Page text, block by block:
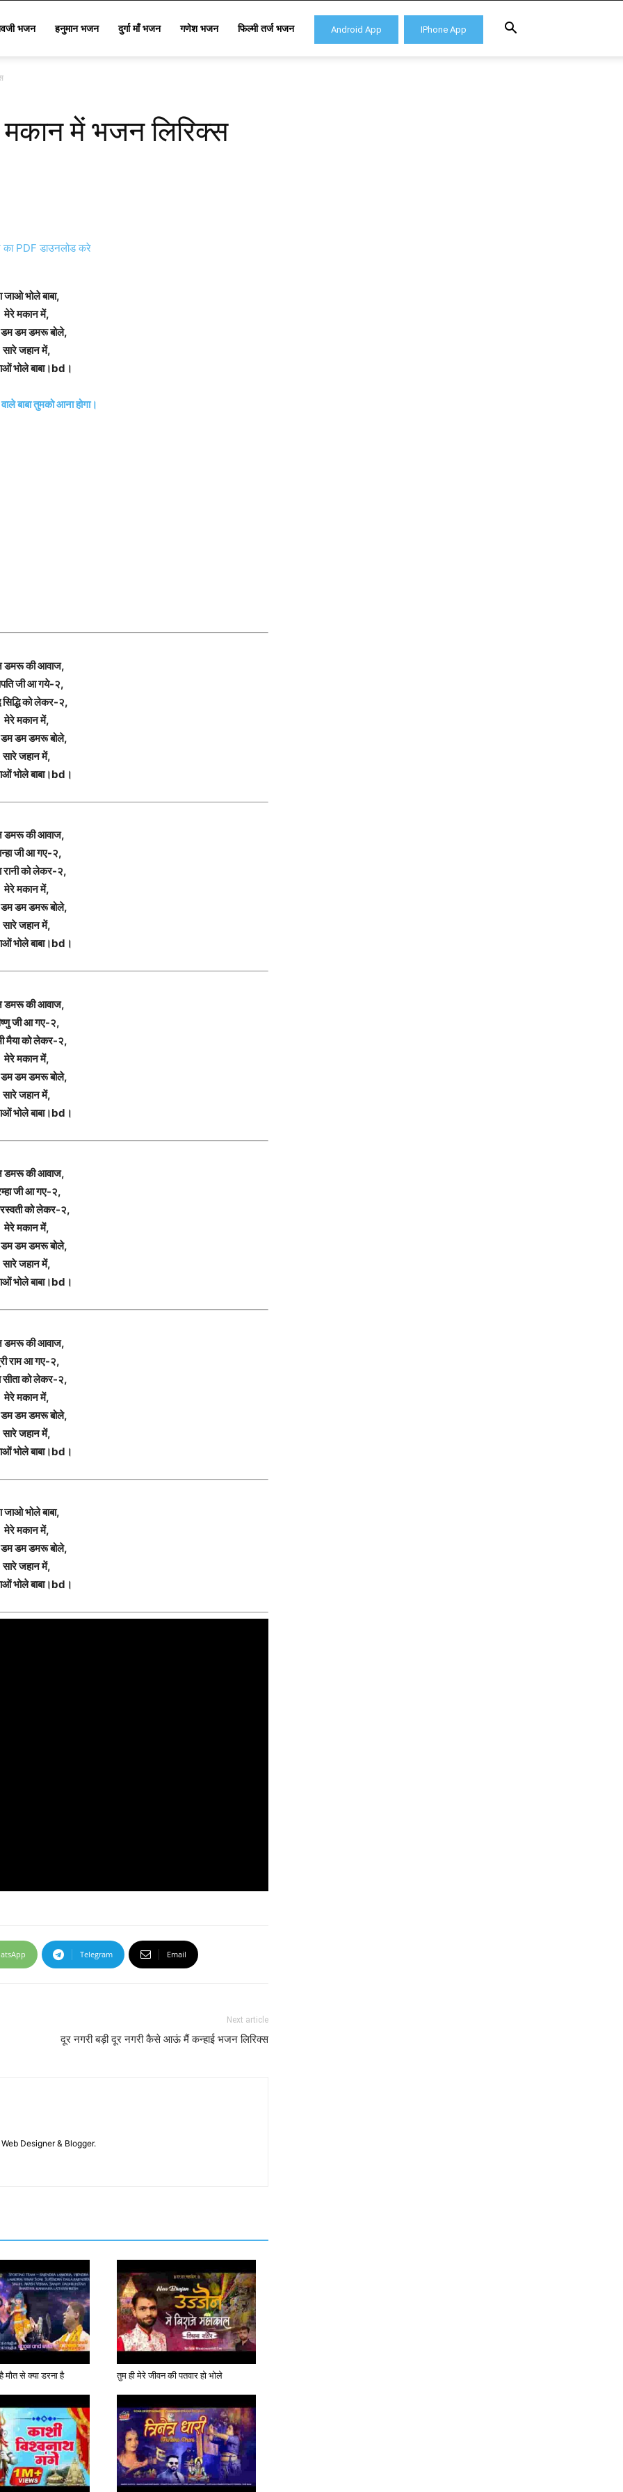
Android App IPhone App
भजन हनुमान भजन दुर्गा माँ भजन गणेश भजन फिल्मी तर्ज भजन
में भजन लिरिक्स
PDF डाउनलोड करे
भोले बाबा,
मेरे मकान में,
डम डम डमरू बोले,
सारे जहान में,
भोले बाबा।bd।
बाबा तुमको आना होगा।
डमरू की आवाज,
जी आ गये-२,
सिद्धि को लेकर-२,
मेरे मकान में,
डम डम डमरू बोले,
सारे जहान में,
भोले बाबा।bd।
डमरू की आवाज,
जी आ गए-२,
रानी को लेकर-२,
मेरे मकान में,
डम डम डमरू बोले,
सारे जहान में,
भोले बाबा।bd।
डमरू की आवाज,
जी आ गए-२,
मैया को लेकर-२,
मेरे मकान में,
डम डम डमरू बोले,
सारे जहान में,
भोले बाबा।bd।
डमरू की आवाज,
जी आ गए-२,
को लेकर-२,
मेरे मकान में,
डम डम डमरू बोले,
सारे जहान में,
भोले बाबा।bd।
डमरू की आवाज,
राम आ गए-२,
सीता को लेकर-२,
मेरे मकान में,
डम डम डमरू बोले,
सारे जहान में,
भोले बाबा।bd।
भोले बाबा,
मेरे मकान में,
डम डम डमरू बोले,
सारे जहान में,
भोले बाबा।bd।
Telegram Email
Next article
दूर नगरी बड़ी दूर नगरी कैसे आऊं मैं कन्हाई भजन लिरिक्स
Designer & Blogger.
मौत से क्या डरना है तुम ही मेरे जीवन की पतवार हो भोले